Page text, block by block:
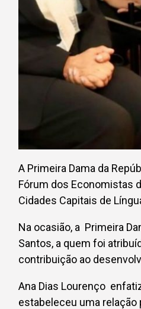
A Primeira Dama da
Fórum dos Economistas
Cidades Capitais de
Na ocasião, a Primeira
Santos, a quem foi
contribuição ao
Ana Dias Lourenço
estabeleceu uma relação